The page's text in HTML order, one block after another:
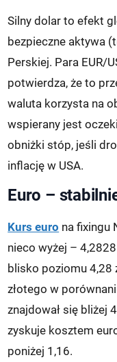
Silny dolar to efekt
bezpieczne aktywa
Perskiej. Para EUR/
potwierdza, że to
waluta korzysta na
wspierany jest
obniżki stóp, jeśli
inflację w USA.
Euro –
Kurs euro na fixingu
nieco wyżej –
blisko poziomu 4,28
złotego w
znajdował się bliżej
zyskuje kosztem
poniżej 1,16.